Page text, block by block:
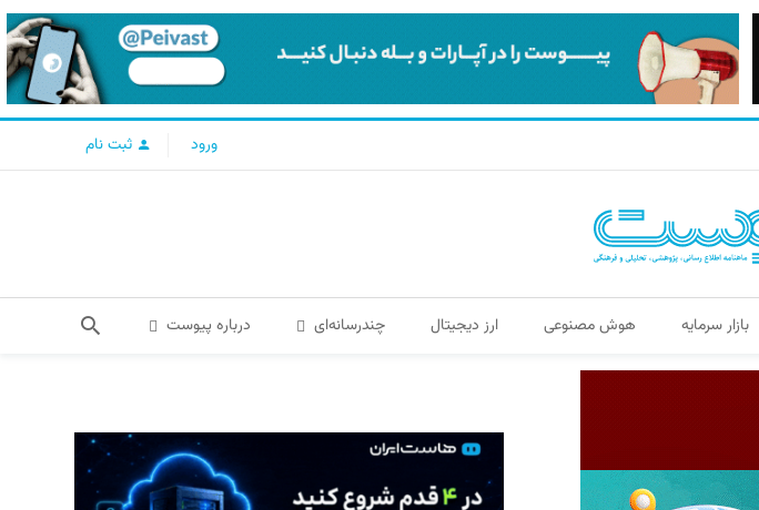
ورود ثبت نام
بازار سرمایه هوش مصنوعی ارز دیجیتال چندرسانه‌ای درباره پیوست